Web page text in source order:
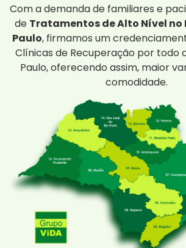
Com a demanda de familiares e
de Tratamentos de Alto Nível no
Paulo, firmamos um
Clínicas de Recuperação por todo
Paulo, oferecendo assim, maior
comodidade.